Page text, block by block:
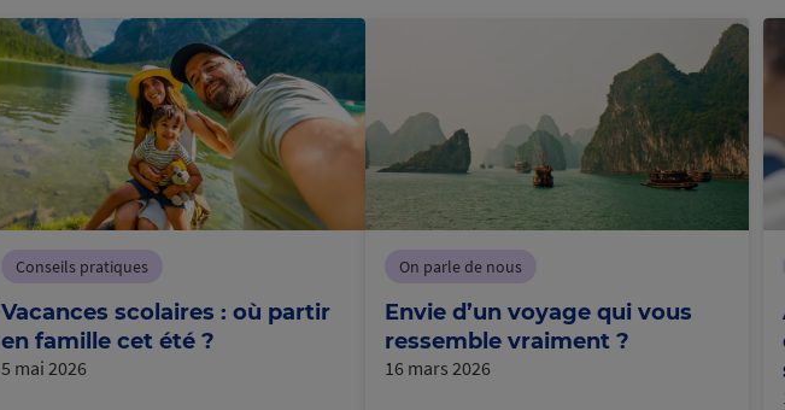
Conseils pratiques
Vacances scolaires : où partir
en famille cet été ?
5 mai 2026
On parle de nous
Envie d’un voyage qui vous
ressemble vraiment ?
16 mars 2026